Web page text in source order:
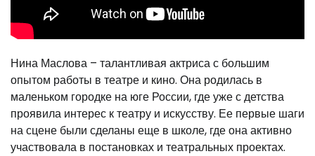
Нина Маслова – талантливая актриса с большим
опытом работы в театре и кино. Она родилась в
маленьком городке на юге России, где уже с детства
проявила интерес к театру и искусству. Ее первые шаги
на сцене были сделаны еще в школе, где она активно
участвовала в постановках и театральных проектах.